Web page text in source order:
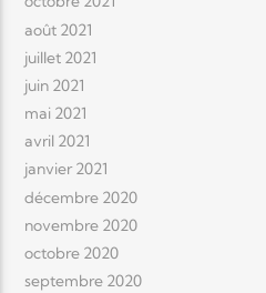
août 2021
juillet 2021
juin 2021
mai 2021
avril 2021
janvier 2021
décembre 2020
novembre 2020
octobre 2020
septembre 2020